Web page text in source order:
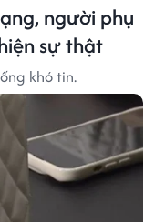
người phụ
sự thật
khó tin.